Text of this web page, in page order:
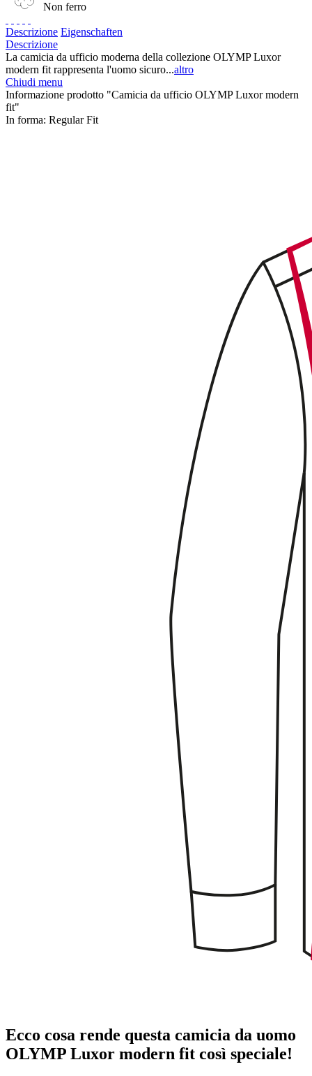
Non ferro
Descrizione Eigenschaften
Descrizione
La camicia da ufficio moderna della collezione OLYMP Luxor
modern fit rappresenta l'uomo sicuro...altro
Chiudi menu
Informazione prodotto "Camicia da ufficio OLYMP Luxor modern
fit"
In forma: Regular Fit
Ecco cosa rende questa camicia da uomo
OLYMP Luxor modern fit così speciale!